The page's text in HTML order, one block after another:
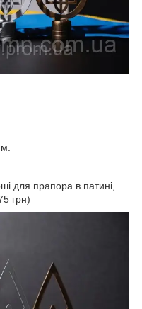
для прапора в патині,
грн)